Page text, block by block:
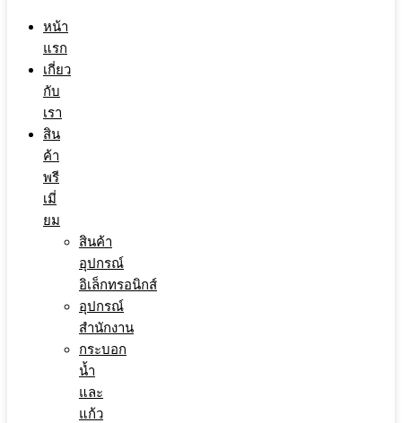
หน้า
แรก
เกี่ยว
กับ
เรา
สิน
ค้า
พรี
เมี่
ยม
สินค้า
อุปกรณ์
อิเล็กทรอนิกส์
อุปกรณ์
สำนักงาน
กระบอก
น้ำ
และ
แก้ว